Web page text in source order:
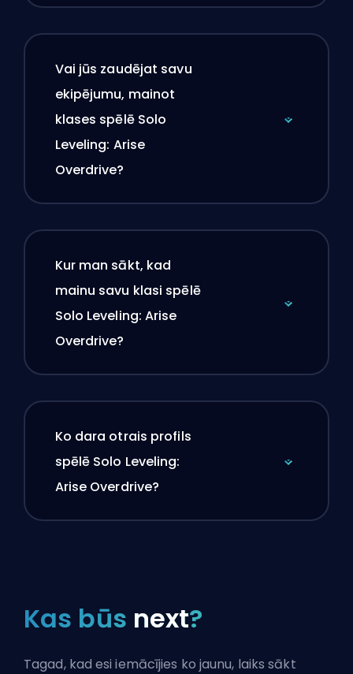
Vai jūs zaudējat savu
ekipējumu, mainot
klases spēlē Solo
Leveling: Arise
Overdrive?
Kur man sākt, kad
mainu savu klasi spēlē
Solo Leveling: Arise
Overdrive?
Ko dara otrais profils
spēlē Solo Leveling:
Arise Overdrive?
Kas būs next?
Tagad, kad esi iemācījies ko jaunu, laiks sākt